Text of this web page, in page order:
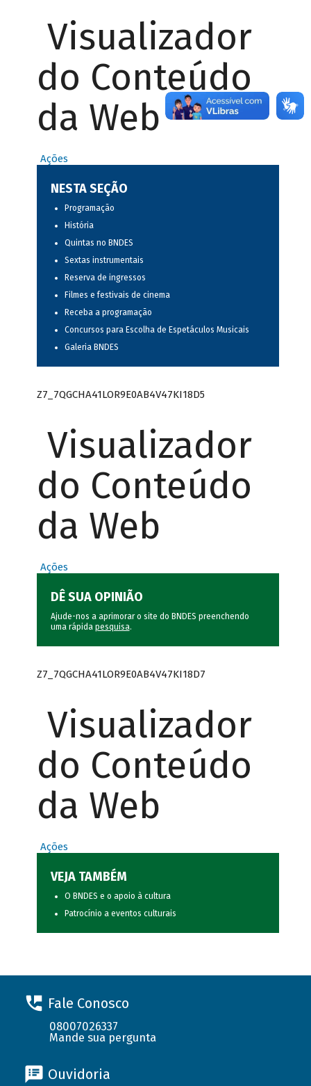
Visualizador
do Conteúdo
da Web
Ações
NESTA SEÇÃO
Programação
História
Quintas no BNDES
Sextas instrumentais
Reserva de ingressos
Filmes e festivais de cinema
Receba a programação
Concursos para Escolha de Espetáculos Musicais
Galeria BNDES
Z7_7QGCHA41LOR9E0AB4V47KI18D5
Visualizador
do Conteúdo
da Web
Ações
DÊ SUA OPINIÃO
Ajude-nos a aprimorar o site do BNDES preenchendo
uma rápida pesquisa.
Z7_7QGCHA41LOR9E0AB4V47KI18D7
Visualizador
do Conteúdo
da Web
Ações
VEJA TAMBÉM
O BNDES e o apoio à cultura
Patrocínio a eventos culturais
Fale Conosco
08007026337
Mande sua pergunta
Ouvidoria